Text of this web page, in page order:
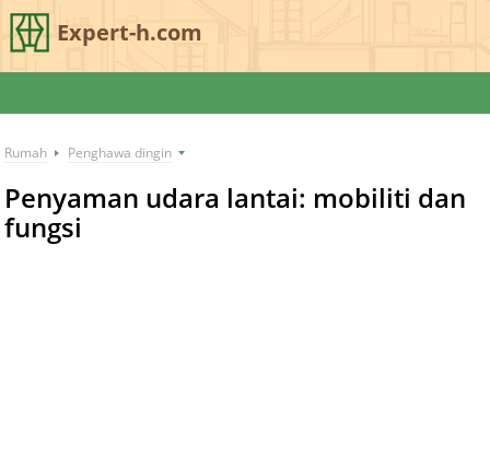
Expert-h.com
Rumah Penghawa dingin
Penyaman udara lantai: mobiliti dan
fungsi